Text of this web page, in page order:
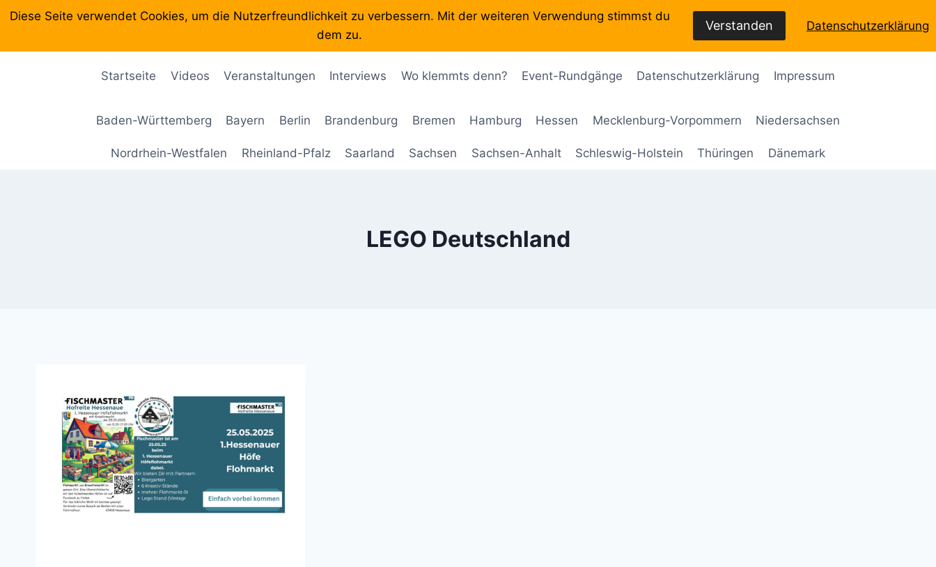
Zum
Die Eventübersicht-Seite in Sachen Klemmbausteine
Startseite Videos Veranstaltungen Interviews Wo klemmts denn? Event-Rundgänge Datenschutzerklärung Impressum
Baden-Württemberg Bayern Berlin Brandenburg Bremen Hamburg Hessen Mecklenburg-Vorpommern Niedersachsen
Nordrhein-Westfalen Rheinland-Pfalz Saarland Sachsen Sachsen-Anhalt Schleswig-Holstein Thüringen Dänemark
LEGO Deutschland
Diese Seite verwendet Cookies, um die Nutzerfreundlichkeit zu verbessern. Mit der weiteren Verwendung stimmst du
dem zu.
Verstanden Datenschutzerklärung